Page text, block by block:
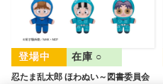
忍たま乱太郎 ほわぬい～図書委員会
在庫 ○